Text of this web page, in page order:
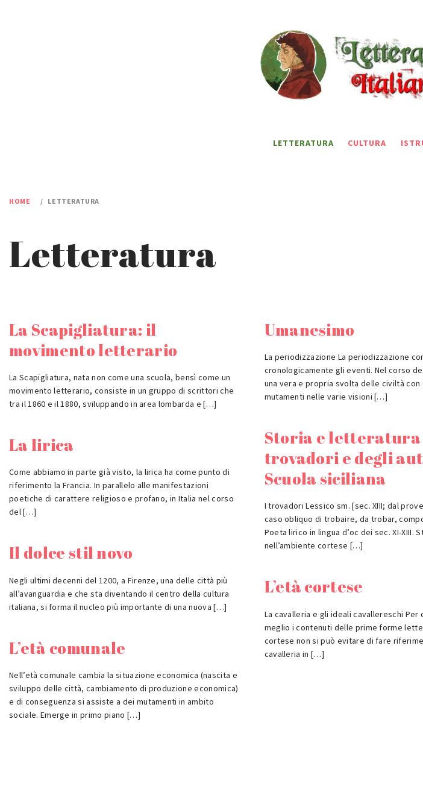
LETTERATURA CULTURA
HOME LETTERATURA
Letteratura
La Scapigliatura: il
movimento letterario
La Scapigliatura, nata non come una scuola, bensì come un
movimento letterario, consiste in un gruppo di scrittori che
tra il 1860 e il 1880, sviluppando in area lombarda e […]
Umanesimo
La periodizzazione La periodizzazione
cronologicamente gli eventi. Nel corso
una vera e propria svolta delle civiltà con
mutamenti nelle varie visioni […]
Storia e letteratura
trovadori e degli
Scuola siciliana
I trovadori Lessico sm. [sec. XIII; dal
caso obliquo di trobaire, da trobar,
Poeta lirico in lingua d’oc dei sec. XI-XIII.
nell’ambiente cortese […]
La lirica
Come abbiamo in parte già visto, la lirica ha come punto di
riferimento la Francia. In parallelo alle manifestazioni
poetiche di carattere religioso e profano, in Italia nel corso
del […]
Il dolce stil novo
Negli ultimi decenni del 1200, a Firenze, una delle città più
all’avanguardia e che sta diventando il centro della cultura
italiana, si forma il nucleo più importante di una nuova […]
L’età cortese
La cavalleria e gli ideali cavallereschi Per
meglio i contenuti delle prime forme
cortese non si può evitare di fare
cavalleria in […]
L’età comunale
Nell’età comunale cambia la situazione economica (nascita e
sviluppo delle città, cambiamento di produzione economica)
e di conseguenza si assiste a dei mutamenti in ambito
sociale. Emerge in primo piano […]